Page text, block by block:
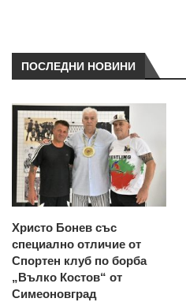
ПОСЛЕДНИ НОВИНИ
Христо Бонев със
специално отличие от
Спортен клуб по борба
„Вълко Костов“ от
Симеоновград